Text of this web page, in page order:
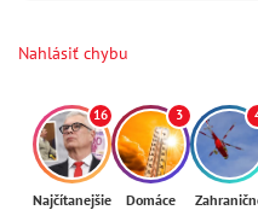
Nahlásiť chybu
16
Najčítanejšie
3
Domáce